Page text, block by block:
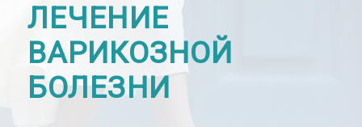
ЛЕЧЕНИЕ
ВАРИКОЗНОЙ
БОЛЕЗНИ